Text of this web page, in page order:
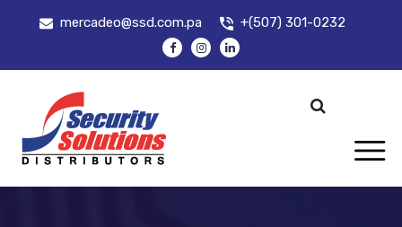
mercadeo@ssd.com.pa +(507) 301-0232